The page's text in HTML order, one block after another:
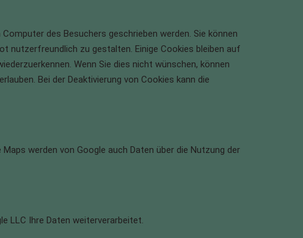
des Besuchers geschrieben werden. Sie können
nutzerfreundlich zu gestalten. Einige Cookies bleiben auf
Wenn Sie dies nicht wünschen, können
Bei der Deaktivierung von Cookies kann die
werden von Google auch Daten über die Nutzung der
LLC Ihre Daten weiterverarbeitet.